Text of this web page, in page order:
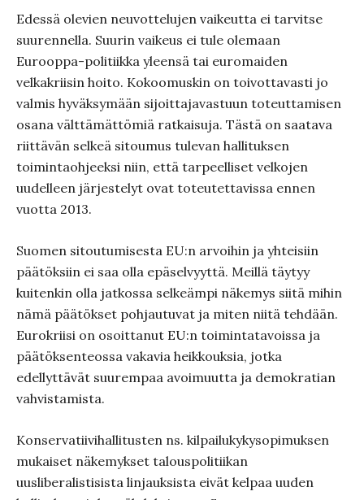
Edessä olevien neuvottelujen vaikeutta ei tarvitse
suurennella. Suurin vaikeus ei tule olemaan
Eurooppa-politiikka yleensä tai euromaiden
velkakriisin hoito. Kokoomuskin on toivottavasti jo
valmis hyväksymään sijoittajavastuun toteuttamisen
osana välttämättömiä ratkaisuja. Tästä on saatava
riittävän selkeä sitoumus tulevan hallituksen
toimintaohjeeksi niin, että tarpeelliset velkojen
uudelleen järjestelyt ovat toteutettavissa ennen
vuotta 2013.
Suomen sitoutumisesta EU:n arvoihin ja yhteisiin
päätöksiin ei saa olla epäselvyyttä. Meillä täytyy
kuitenkin olla jatkossa selkeämpi näkemys siitä mihin
nämä päätökset pohjautuvat ja miten niitä tehdään.
Eurokriisi on osoittanut EU:n toimintatavoissa ja
päätöksenteossa vakavia heikkouksia, jotka
edellyttävät suurempaa avoimuutta ja demokratian
vahvistamista.
Konservatiivihallitusten ns. kilpailukykysopimuksen
mukaiset näkemykset talouspolitiikan
uusliberalistisista linjauksista eivät kelpaa uuden